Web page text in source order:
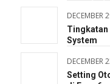
DECEMBER
Tingkatan
System
DECEMBER
Setting